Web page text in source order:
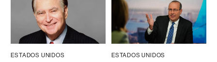
ESTADOS UNIDOS ESTADOS UNIDOS